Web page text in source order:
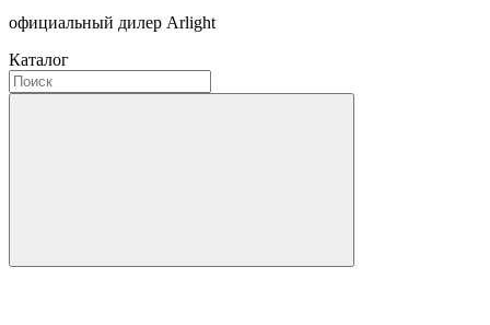
официальный дилер Arlight
Каталог